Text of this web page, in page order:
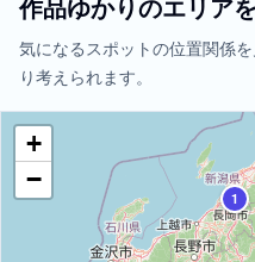
作品ゆかりのエリア
気になるスポットの位置関係
り考えられます。
1
+
−